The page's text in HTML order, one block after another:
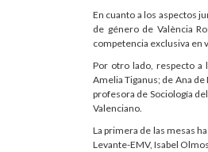
En cuanto a los aspectos
de género de València
competencia exclusiva en
Por otro lado, respecto a
Amelia Tiganus; de Ana
profesora de Sociología
Valenciano.
La primera de las mesas
Levante-EMV, Isabel